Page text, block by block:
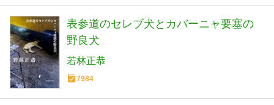
表参道のセレブ犬とカバーニャ要塞の
野良犬
若林正恭
7984